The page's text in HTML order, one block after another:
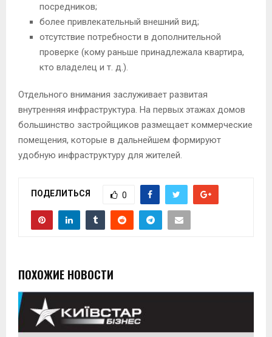
посредников;
более привлекательный внешний вид;
отсутствие потребности в дополнительной
проверке (кому раньше принадлежала квартира,
кто владелец и т. д.).
Отдельного внимания заслуживает развитая
внутренняя инфраструктура. На первых этажах домов
большинство застройщиков размещает коммерческие
помещения, которые в дальнейшем формируют
удобную инфраструктуру для жителей.
ПОДЕЛИТЬСЯ 0
ПОХОЖИЕ НОВОСТИ